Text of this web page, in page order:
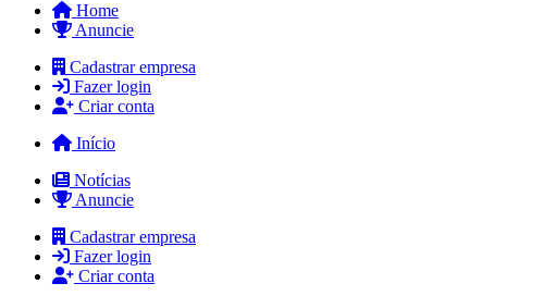
Home
Anuncie
Cadastrar empresa
Fazer login
Criar conta
Início
Notícias
Anuncie
Cadastrar empresa
Fazer login
Criar conta